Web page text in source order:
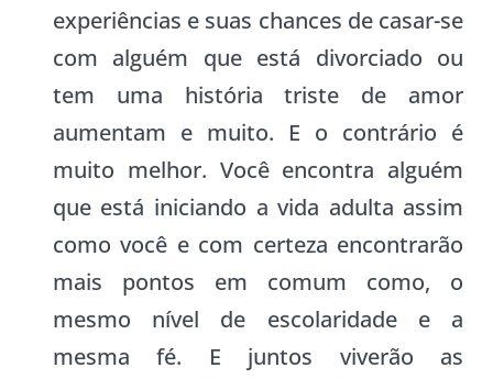
experiências e suas chances de casar-se
com alguém que está divorciado ou
tem uma história triste de amor
aumentam e muito. E o contrário é
muito melhor. Você encontra alguém
que está iniciando a vida adulta assim
como você e com certeza encontrarão
mais pontos em comum como, o
mesmo nível de escolaridade e a
mesma fé. E juntos viverão as